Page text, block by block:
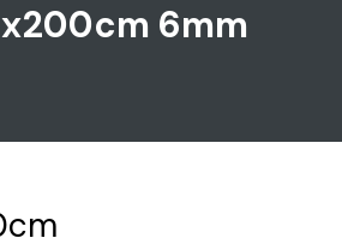
6mm